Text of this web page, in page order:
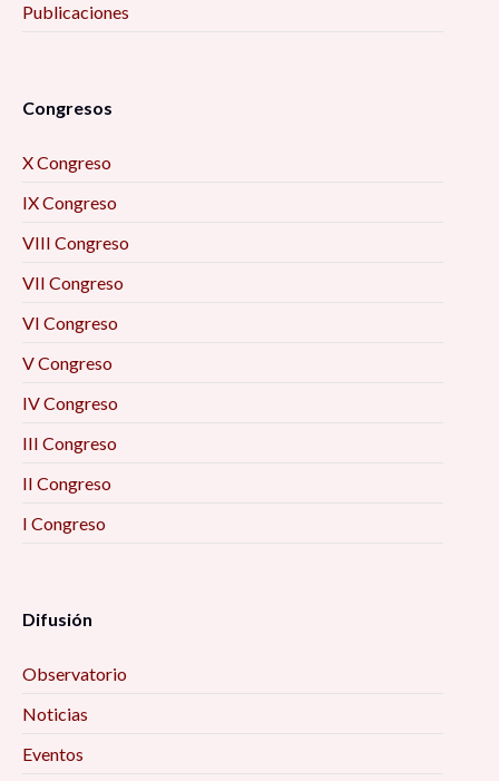
Publicaciones
Congresos
X Congreso
IX Congreso
VIII Congreso
VII Congreso
VI Congreso
V Congreso
IV Congreso
III Congreso
II Congreso
I Congreso
Difusión
Observatorio
Noticias
Eventos